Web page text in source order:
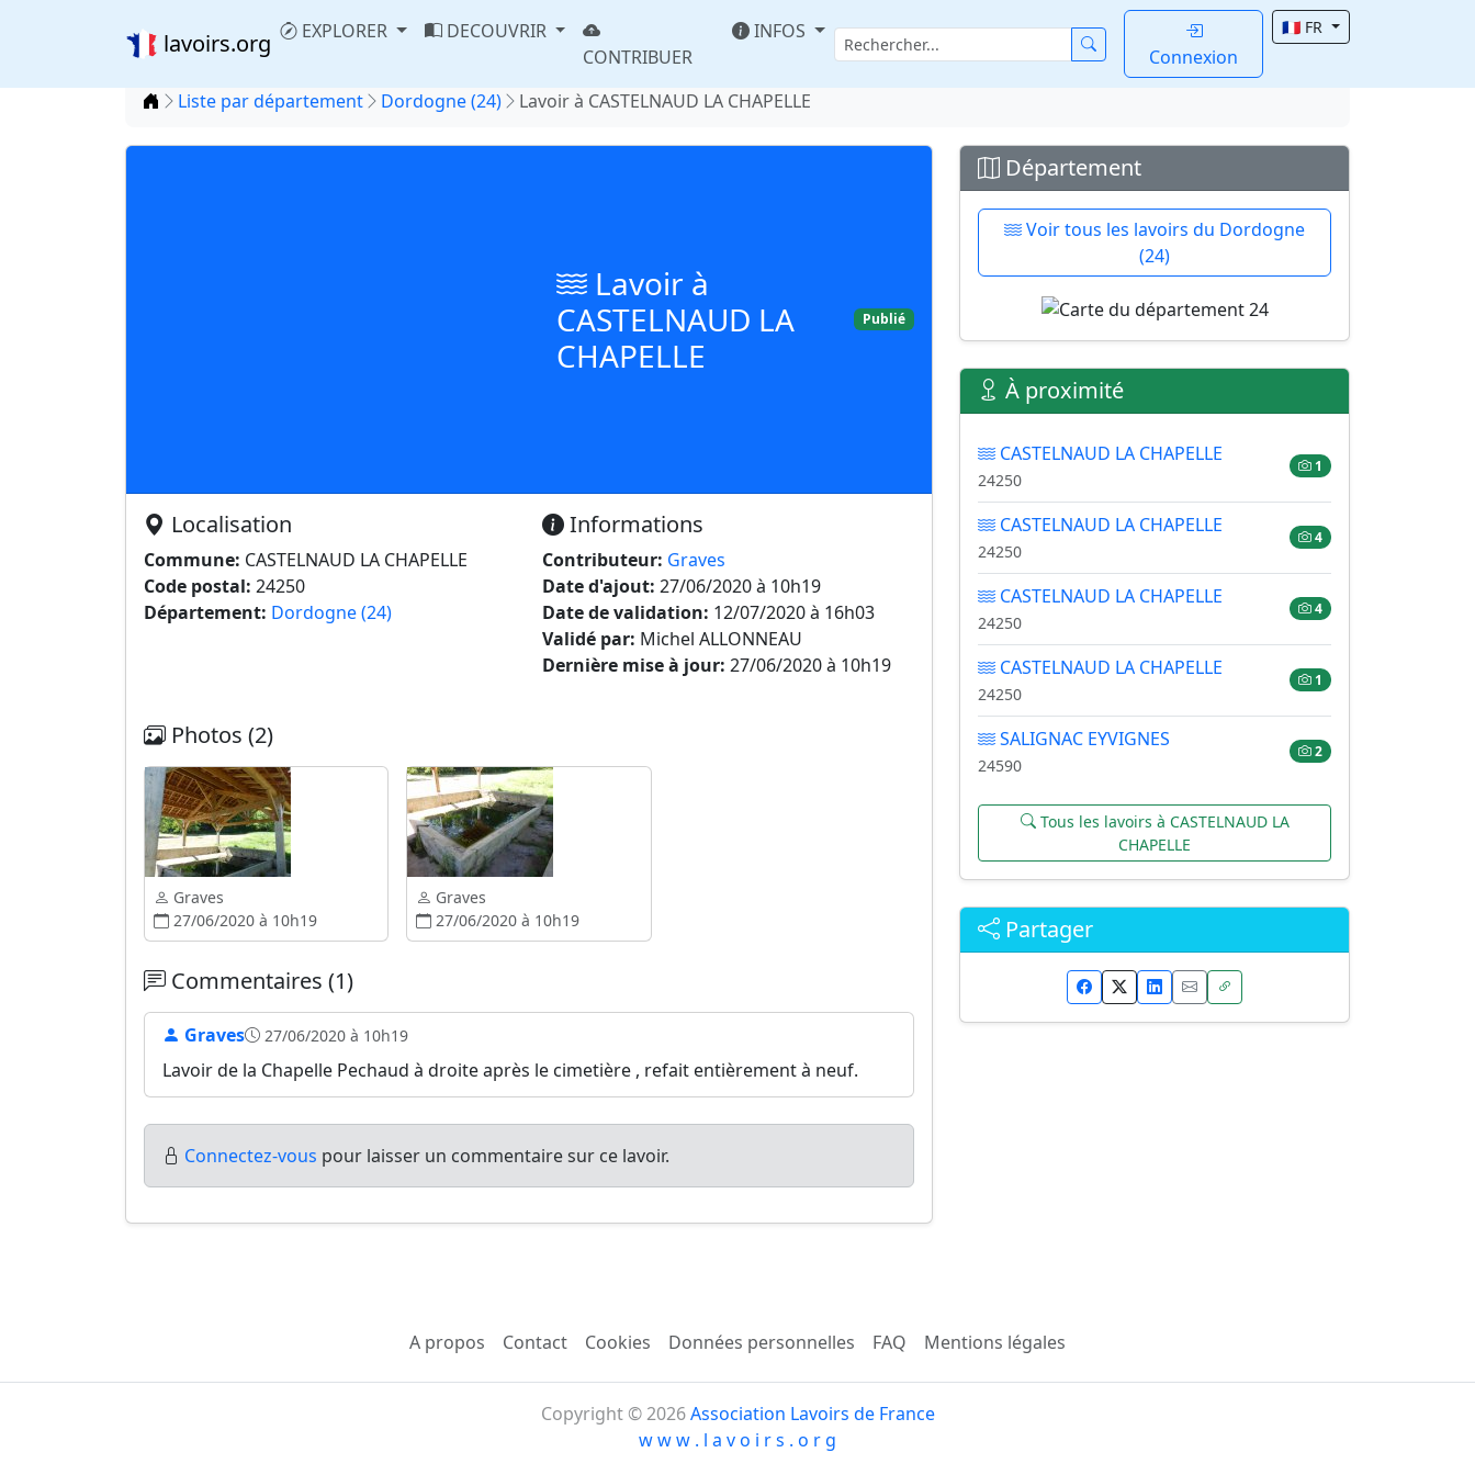
lavoirs.org EXPLORER
DECOUVRIR
CONTRIBUER
INFOS
Connexion
🇫🇷 FR
Accueil
Liste par département Dordogne (24) Lavoir à CASTELNAUD LA CHAPELLE
Lavoir à
CASTELNAUD LA
CHAPELLE
Publié
Localisation
Commune: CASTELNAUD LA CHAPELLE
Code postal: 24250
Département: Dordogne (24)
Informations
Contributeur: Graves
Date d'ajout: 27/06/2020 à 10h19
Date de validation: 12/07/2020 à 16h03
Validé par: Michel ALLONNEAU
Dernière mise à jour: 27/06/2020 à 10h19
Photos (2)
Graves
27/06/2020 à 10h19
Graves
27/06/2020 à 10h19
Commentaires (1)
Graves 27/06/2020 à 10h19
Lavoir de la Chapelle Pechaud à droite après le cimetière , refait entièrement à neuf.
Connectez-vous pour laisser un commentaire sur ce lavoir.
Département
Voir tous les lavoirs du Dordogne
(24)
À proximité
CASTELNAUD LA CHAPELLE
24250
1
CASTELNAUD LA CHAPELLE
24250
4
CASTELNAUD LA CHAPELLE
24250
4
CASTELNAUD LA CHAPELLE
24250
1
SALIGNAC EYVIGNES
24590
2
Tous les lavoirs à CASTELNAUD LA
CHAPELLE
Partager
A propos Contact Cookies Données personnelles FAQ Mentions légales
Copyright © 2026Association Lavoirs de France
w w w . l a v o i r s . o r g